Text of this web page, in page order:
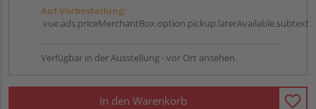
Auf Vorbestellung:
vue.ads.priceMerchantBox.option.pickup.laterAvailable.subtext
Verfügbar in der Ausstellung - vor Ort ansehen.
In den Warenkorb